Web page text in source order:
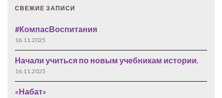
СВЕЖИЕ ЗАПИСИ
#КомпасВоспитания
16.11.2025
Начали учиться по новым учебникам истории.
16.11.2025
«Набат»